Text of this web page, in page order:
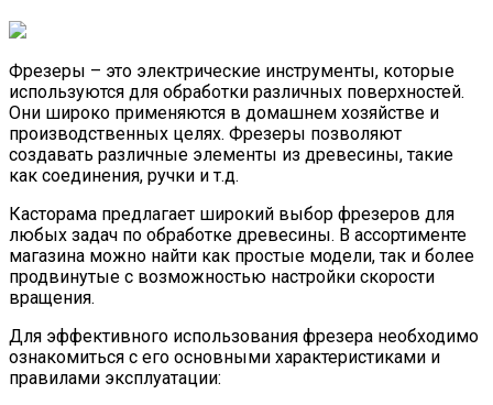
Фрезеры – это электрические инструменты, которые
используются для обработки различных поверхностей.
Они широко применяются в домашнем хозяйстве и
производственных целях. Фрезеры позволяют
создавать различные элементы из древесины, такие
как соединения, ручки и т.д.
Касторама предлагает широкий выбор фрезеров для
любых задач по обработке древесины. В ассортименте
магазина можно найти как простые модели, так и более
продвинутые с возможностью настройки скорости
вращения.
Для эффективного использования фрезера необходимо
ознакомиться с его основными характеристиками и
правилами эксплуатации: